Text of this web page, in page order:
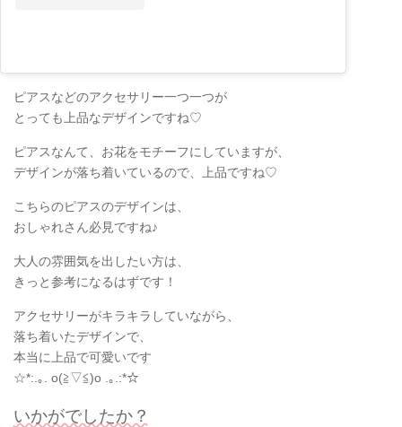
ピアスなどのアクセサリー一つ一つが
とっても上品なデザインですね♡
ピアスなんて、お花をモチーフにしていますが、
デザインが落ち着いているので、上品ですね♡
こちらのピアスのデザインは、
おしゃれさん必見ですね♪
大人の雰囲気を出したい方は、
きっと参考になるはずです！
アクセサリーがキラキラしていながら、
落ち着いたデザインで、
本当に上品で可愛いです
☆*:.｡. o(≧▽≦)o .｡.:*☆
いかがでしたか？